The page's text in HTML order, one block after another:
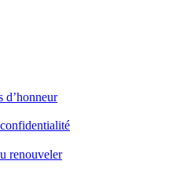
d’honneur
renouveler